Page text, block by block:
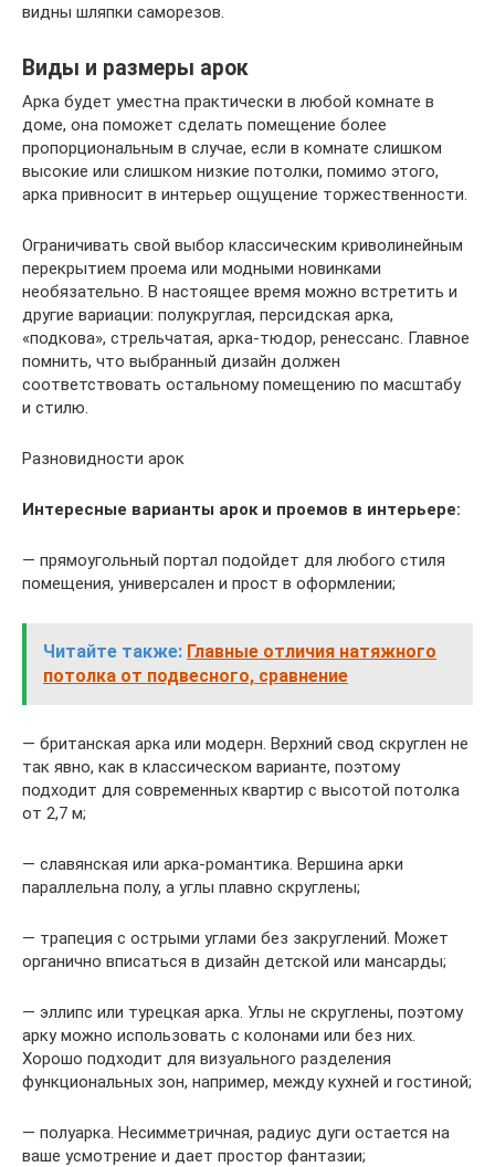
видны шляпки саморезов.
Виды и размеры арок
Арка будет уместна практически в любой комнате в
доме, она поможет сделать помещение более
пропорциональным в случае, если в комнате слишком
высокие или слишком низкие потолки, помимо этого,
арка привносит в интерьер ощущение торжественности.
Ограничивать свой выбор классическим криволинейным
перекрытием проема или модными новинками
необязательно. В настоящее время можно встретить и
другие вариации: полукруглая, персидская арка,
«подкова», стрельчатая, арка-тюдор, ренессанс. Главное
помнить, что выбранный дизайн должен
соответствовать остальному помещению по масштабу
и стилю.
Разновидности арок
Интересные варианты арок и проемов в интерьере:
— прямоугольный портал подойдет для любого стиля
помещения, универсален и прост в оформлении;
Читайте также: Главные отличия натяжного
потолка от подвесного, сравнение
— британская арка или модерн. Верхний свод скруглен не
так явно, как в классическом варианте, поэтому
подходит для современных квартир с высотой потолка
от 2,7 м;
— славянская или арка-романтика. Вершина арки
параллельна полу, а углы плавно скруглены;
— трапеция с острыми углами без закруглений. Может
органично вписаться в дизайн детской или мансарды;
— эллипс или турецкая арка. Углы не скруглены, поэтому
арку можно использовать с колонами или без них.
Хорошо подходит для визуального разделения
функциональных зон, например, между кухней и гостиной;
— полуарка. Несимметричная, радиус дуги остается на
ваше усмотрение и дает простор фантазии;